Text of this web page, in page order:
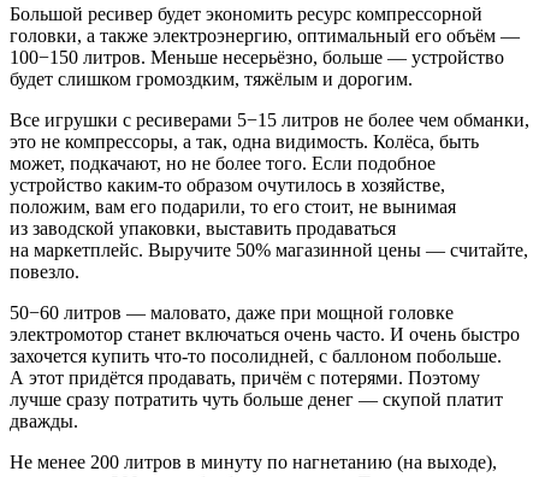
Большой ресивер будет экономить ресурс компрессорной
головки, а также электроэнергию, оптимальный его объём —
100−150 литров. Меньше несерьёзно, больше — устройство
будет слишком громоздким, тяжёлым и дорогим.
Все игрушки с ресиверами 5−15 литров не более чем обманки,
это не компрессоры, а так, одна видимость. Колёса, быть
может, подкачают, но не более того. Если подобное
устройство каким-то образом очутилось в хозяйстве,
положим, вам его подарили, то его стоит, не вынимая
из заводской упаковки, выставить продаваться
на маркетплейс. Выручите 50% магазинной цены — считайте,
повезло.
50−60 литров — маловато, даже при мощной головке
электромотор станет включаться очень часто. И очень быстро
захочется купить что-то посолидней, с баллоном побольше.
А этот придётся продавать, причём с потерями. Поэтому
лучше сразу потратить чуть больше денег — скупой платит
дважды.
Не менее 200 литров в минуту по нагнетанию (на выходе),